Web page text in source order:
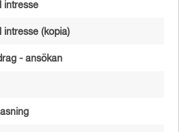
intresse
intresse (kopia)
- ansökan